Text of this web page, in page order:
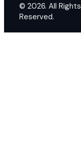
© 2026. All Rights
Reserved.